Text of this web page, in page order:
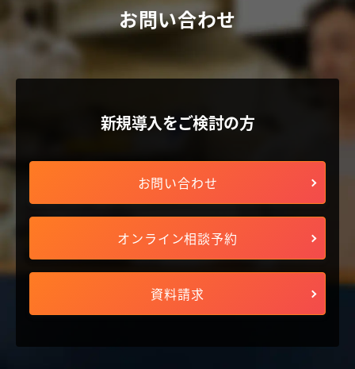
お問い合わせ
新規導入をご検討の方
お問い合わせ
オンライン相談予約
資料請求